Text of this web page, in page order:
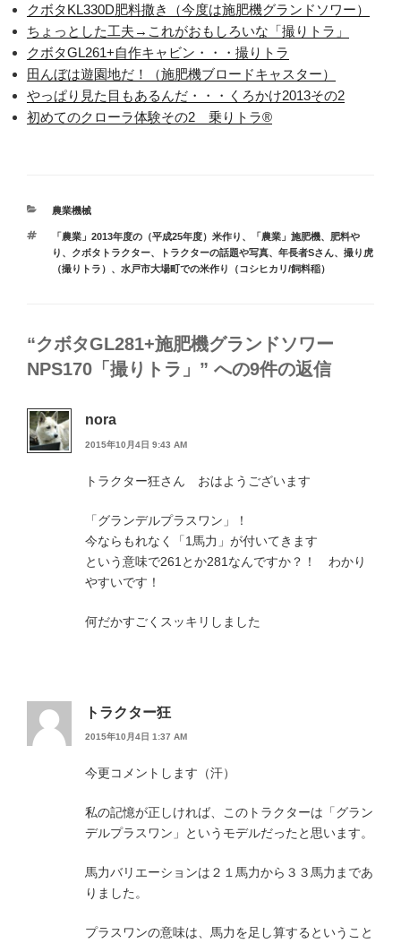
クボタKL330D肥料撒き（今度は施肥機グランドソワー）
ちょっとした工夫→これがおもしろいな「撮りトラ」
クボタGL261+自作キャビン・・・撮りトラ
田んぼは遊園地だ！（施肥機ブロードキャスター）
やっぱり見た目もあるんだ・・・くろかけ2013その2
初めてのクローラ体験その2 乗りトラ®
カ
リ
ー
農業機械
タ
グ
「農業」2013年度の（平成25年度）米作り 、
「農業」施肥機、肥料や
り 、 クボタトラクター、 トラクターの話題や写真、 年長者Sさん、 撮り虎
（撮りトラ） 、 水戸市大場町での米作り（コシヒカリ/飼料稲）
“クボタGL281+施肥機グランドソワー
NPS170「撮りトラ」” への9件の返信
nora
2015年10月4日 9:43 AM
トラクター狂さん おはようございます
「グランデルプラスワン」！
今ならもれなく「1馬力」が付いてきます
という意味で261とか281なんですか？！ わかり
やすいです！
何だかすごくスッキリしました
トラクター狂
2015年10月4日 1:37 AM
今更コメントします（汗）
私の記憶が正しければ、このトラクターは「グラン
デルプラスワン」というモデルだったと思います。
馬力バリエーションは２１馬力から３３馬力まであ
りました。
プラスワンの意味は、馬力を足し算するということ